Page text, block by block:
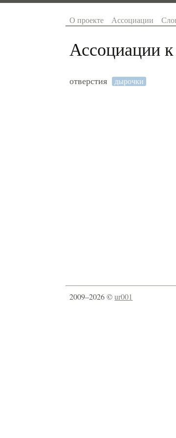
О проекте Ассоциации
Ассоциации
отверстия дырочки
2009–2026 ©ur001